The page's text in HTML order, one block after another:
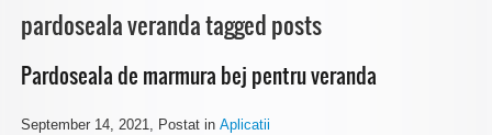
pardoseala veranda tagged posts
Pardoseala de marmura bej pentru veranda
September 14, 2021, Postat in Aplicatii